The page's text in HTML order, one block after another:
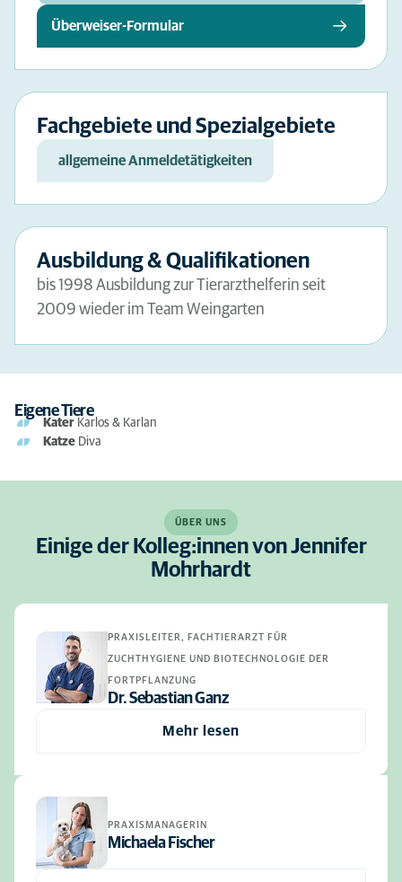
Überweiser-Formular
Fachgebiete und Spezialgebiete
allgemeine Anmeldetätigkeiten
Ausbildung & Qualifikationen
bis 1998 Ausbildung zur Tierarzthelferin seit
2009 wieder im Team Weingarten
Eigene Tiere
Kater Karlos & Karlan
Katze Diva
ÜBER UNS
Einige der Kolleg:innen von Jennifer
Mohrhardt
PRAXISLEITER, FACHTIERARZT FÜR
ZUCHTHYGIENE UND BIOTECHNOLOGIE DER
FORTPFLANZUNG
Dr. Sebastian Ganz
Mehr lesen
PRAXISMANAGERIN
Michaela Fischer